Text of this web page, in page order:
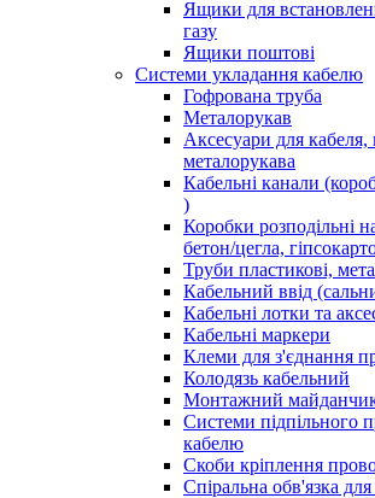
Ящики для
газу
Ящики поштові
Системи укладання кабелю
Гофрована труба
Металорукав
Аксесуари для кабеля,
металорукава
Кабельні канали
)
Коробки розподільні
бетон/цегла,
Труби пластикові,
Кабельний ввід
Кабельні лотки та
Кабельні маркери
Клеми для з'єднання
Колодязь кабельний
Монтажний
Системи підпільного
кабелю
Скоби кріплення
Спіральна обв'язка